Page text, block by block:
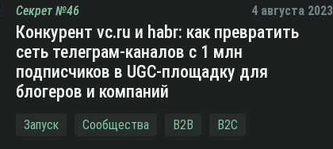
Секрет №46 4 августа 2023
Конкурент vc.ru и habr: как превратить
сеть телеграм-каналов с 1 млн
подписчиков в UGC-площадку для
блогеров и компаний
Запуск Сообщества B2B B2C